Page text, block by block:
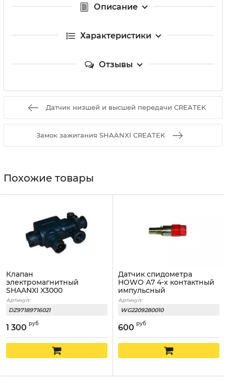
Описание
Характеристики
Отзывы
Датчик низшей и высшей передачи CREATEK
Замок зажигания SHAANXI CREATEK
Похожие товары
Клапан
электромагнитный
SHAANXI X3000
Артикул:
DZ97189716021
1 300 руб
Датчик спидометра
HOWO А7 4-х контактный
импульсный
Артикул:
WG2209280010
600 руб